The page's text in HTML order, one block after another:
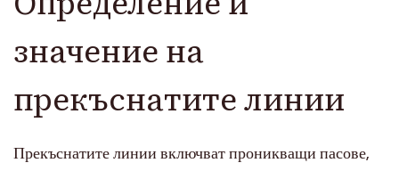
значение на
прекъснатите линии
Прекъснатите линии включват проникващи пасове,